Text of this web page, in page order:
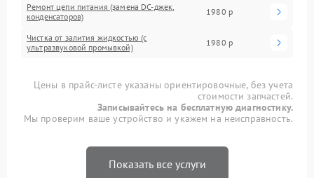
Ремонт цепи питания (замена DC-джек,
конденсаторов)
1980 р
Чистка от залития жидкостью (с
ультразвуковой промывкой)
1980 р
Цены в прайс-листе указаны ориентировочные, без учета
стоимости запчастей.
Записывайтесь на бесплатную диагностику.
Мы проверим ваше устройство и укажем на неисправность.
Показать все услуги